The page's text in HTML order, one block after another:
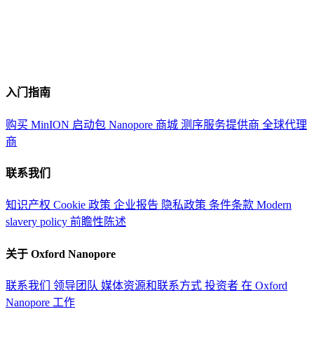
入门指南
购买 MinION 启动包 Nanopore 商城 测序服务提供商 全球代理
商
联系我们
知识产权 Cookie 政策 企业报告 隐私政策 条件条款 Modern
slavery policy 前瞻性陈述
关于 Oxford Nanopore
联系我们 领导团队 媒体资源和联系方式 投资者 在 Oxford
Nanopore 工作